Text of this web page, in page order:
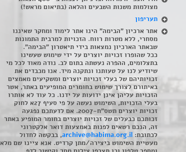
מצולמות משנות השבעים והלאה (בתיאום מראש!)
תעריפון
אתר ארכיון "הבימה" הינו אתר לימוד ומחקר שאיננו
מסחרי, ללא מטרות רווח. הזכויות למרבית התמונות
שבאתר הארכיון נמצאות בידי תיאטרון "הבימה".
ככל שהופרו זכויות יוצרים על ידי שימוש שעשינו
בתצלומים, ההפרה נעשתה בתום לב. נודה מאוד לכל מי
שיודיע לנו על טעותנו ונתקנה מיד. אנו מכבדים את
זכויותיהם של בעלי זכויות יוצרים ומשקיעים מאמצים
באיתורם לצורך שימוש בחומרים המופיעים באתר, אשר
הזכויות עליהן אינן ידועות על ידנו. כל עוד לא אותרו
בעלי הזכויות, השימוש נעשה על פי סעיף 27א לחוק
זכויות יוצרים תשס"ח-2007. אם לדעתכם נפגעה
זכותכם כבעלים של זכויות יוצרים בחומר המופיע באתר
זה, הנכם רשאים לפנות באמצעות דואר אלקטרוני
לכתובת: archive@habima.org.il, בבקשה לחדול
מעשיית השימוש ביצירה/מתן קרדיט. אנא ציינו שם מלא